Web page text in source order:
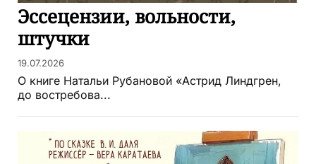
Эссецензии, вольности,
штучки
19.07.2026
О книге Натальи Рубановой «Астрид Линдгрен,
до востребова...